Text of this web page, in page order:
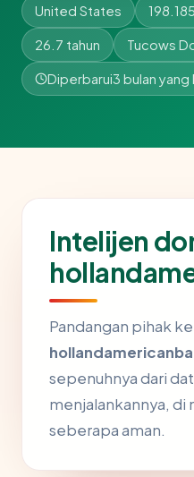
United States
26.7 tahun Tucows
Diperbarui3 bulan yang
Intelijen
Pandangan pihak
sepenuhnya dari
menjalankannya, di
seberapa aman.